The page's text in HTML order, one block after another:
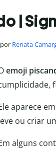
|
Renata
emoji
aparece
ou criar
alguns